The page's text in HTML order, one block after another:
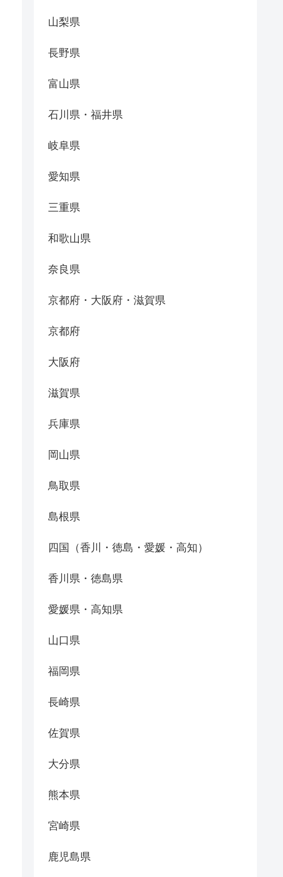
山梨県
長野県
富山県
石川県・福井県
岐阜県
愛知県
三重県
和歌山県
奈良県
京都府・大阪府・滋賀県
京都府
大阪府
滋賀県
兵庫県
岡山県
鳥取県
島根県
四国（香川・徳島・愛媛・高知）
香川県・徳島県
愛媛県・高知県
山口県
福岡県
長崎県
佐賀県
大分県
熊本県
宮崎県
鹿児島県